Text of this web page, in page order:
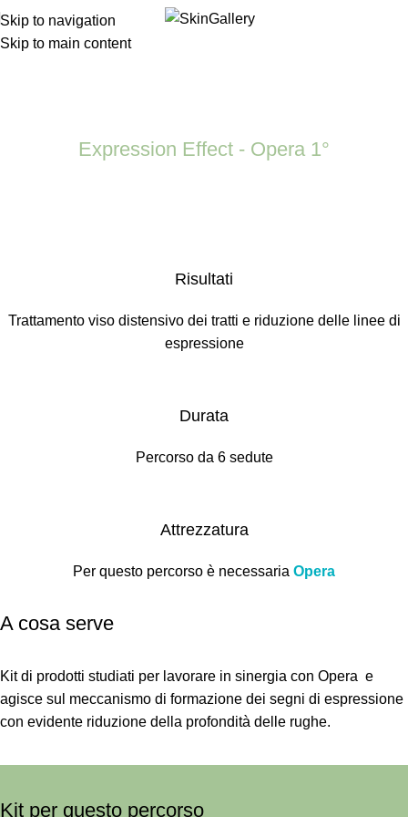
Skip to navigation
Skip to main content
Expression Effect – Opera 1°
Expression Effect - Opera 1°
Risultati
Trattamento viso distensivo dei tratti e riduzione delle linee di
espressione
Durata
Percorso da 6 sedute
Attrezzatura
Per questo percorso è necessaria Opera
A cosa serve
Kit di prodotti studiati per lavorare in sinergia con Opera e
agisce sul meccanismo di formazione dei segni di espressione
con evidente riduzione della profondità delle rughe.
Kit per questo percorso